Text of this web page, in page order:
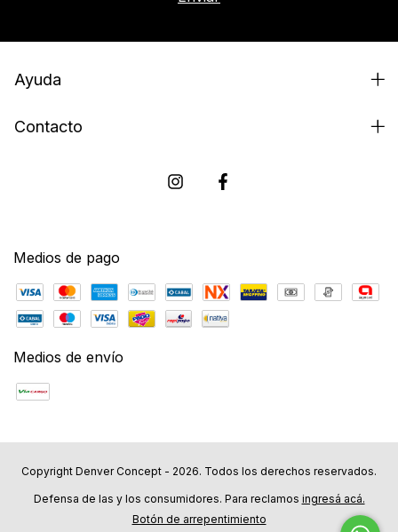
Ayuda
Contacto
Medios de pago
Medios de envío
Copyright Denver Concept - 2026. Todos los derechos reservados.
Defensa de las y los consumidores. Para reclamos ingresá acá.
Botón de arrepentimiento